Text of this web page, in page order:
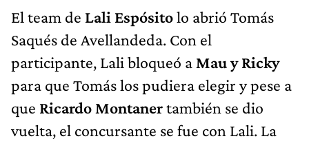
El team de Lali Espósitolo abrió Tomás
Saqués de Avellandeda. Con el
participante, Lali bloqueó a Mau y Ricky
para que Tomás los pudiera elegir y pese a
que Ricardo Montanertambién se dio
vuelta, el concursante se fue con Lali. La